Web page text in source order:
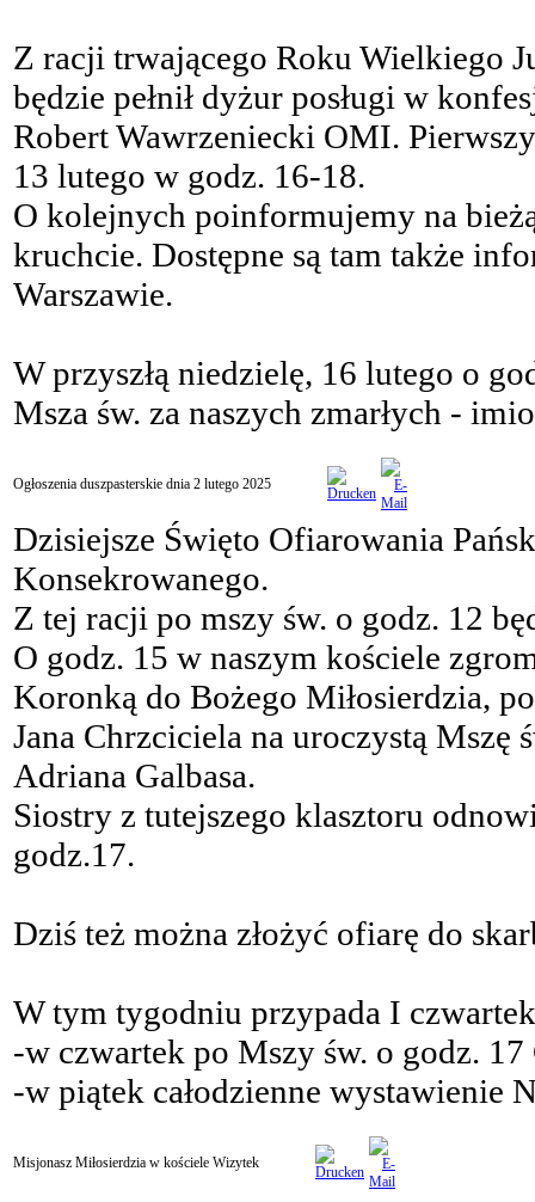
Z racji trwającego Roku Wielkiego
będzie pełnił dyżur posługi w
Robert Wawrzeniecki OMI.
13 lutego w godz. 16-18.
O kolejnych poinformujemy na
kruchcie. Dostępne są tam także
Warszawie.
W przyszłą niedzielę, 16 lutego o
Msza św. za naszych zmarłych -
Ogłoszenia duszpasterskie dnia 2 lutego 2025
Dzisiejsze Święto Ofiarowania
Konsekrowanego.
Z tej racji po mszy św. o godz. 12
O godz. 15 w naszym kościele
Koronką do Bożego Miłosierdzia,
Jana Chrzciciela na uroczystą
Adriana Galbasa.
Siostry z tutejszego klasztoru
godz.17.
Dziś też można złożyć ofiarę do
W tym tygodniu przypada I
-w czwartek po Mszy św. o godz.
-w piątek całodzienne wystawienie
Misjonasz Miłosierdzia w kościele Wizytek